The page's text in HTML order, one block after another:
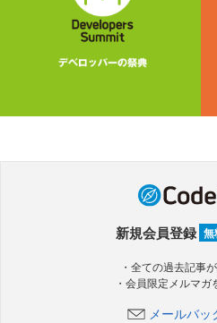
新規会員登録 無
・全ての過去記事
・会員限定メルマ
メールバッ